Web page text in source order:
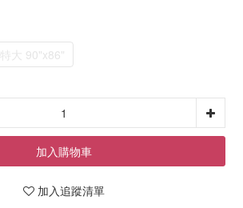
特大 90"x86"
加入購物車
加入追蹤清單